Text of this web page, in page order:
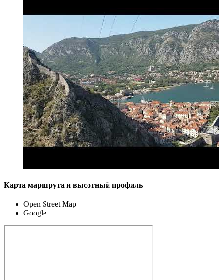
Карта маршрута и высотный профиль
Open Street Map
Google